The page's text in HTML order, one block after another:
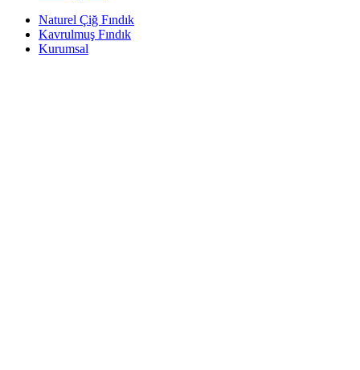
Naturel Çiğ Fındık
Kavrulmuş Fındık
Kurumsal